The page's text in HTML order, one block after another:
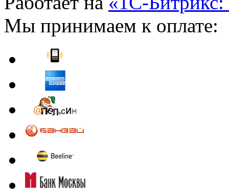
Мы принимаем к оплате: